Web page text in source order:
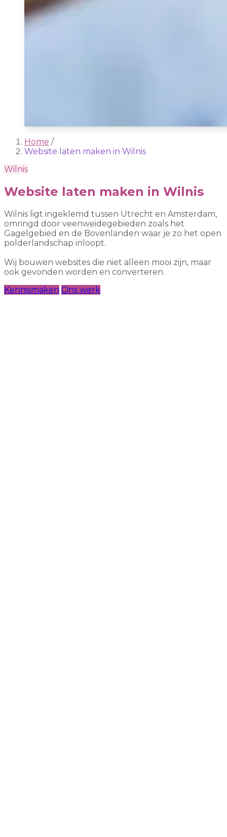
Home /
Website laten maken in Wilnis
Wilnis
Website laten maken in Wilnis
Wilnis ligt ingeklemd tussen Utrecht en Amsterdam,
omringd door veenweidegebieden zoals het
Gagelgebied en de Bovenlanden waar je zo het open
polderlandschap inloopt.
Wij bouwen websites die niet alleen mooi zijn, maar
ook gevonden worden en converteren.
Kennismaken Ons werk